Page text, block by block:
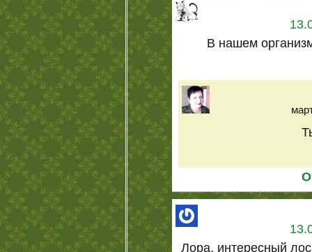
В нашем
Лора, интересный